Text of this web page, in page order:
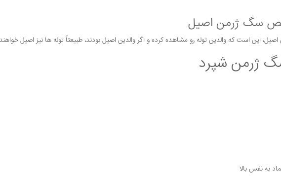
سگ ژرمن اصیل
این است که والدین توله رو مشاهده کرده و اگر والدین اصیل بودند، طبیعتاً توله ها نیز اصیل
ژرمن شپرد
به نفس بالا